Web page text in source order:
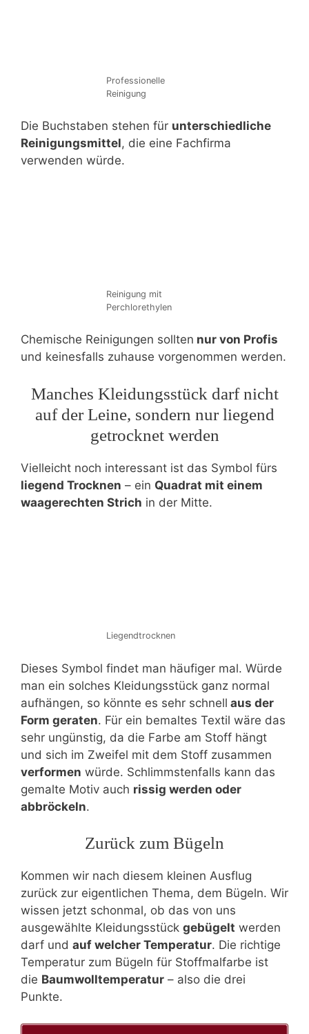
Professionelle
Reinigung
Die Buchstaben stehen für unterschiedliche
Reinigungsmittel, die eine Fachfirma
verwenden würde.
Reinigung mit
Perchlorethylen
Chemische Reinigungen sollten nur von Profis
und keinesfalls zuhause vorgenommen werden.
Manches Kleidungsstück darf nicht
auf der Leine, sondern nur liegend
getrocknet werden
Vielleicht noch interessant ist das Symbol fürs
liegend Trocknen – ein Quadrat mit einem
waagerechten Strich in der Mitte.
Liegendtrocknen
Dieses Symbol findet man häufiger mal. Würde
man ein solches Kleidungsstück ganz normal
aufhängen, so könnte es sehr schnell aus der
Form geraten. Für ein bemaltes Textil wäre das
sehr ungünstig, da die Farbe am Stoff hängt
und sich im Zweifel mit dem Stoff zusammen
verformen würde. Schlimmstenfalls kann das
gemalte Motiv auch rissig werden oder
abbröckeln.
Zurück zum Bügeln
Kommen wir nach diesem kleinen Ausflug
zurück zur eigentlichen Thema, dem Bügeln. Wir
wissen jetzt schonmal, ob das von uns
ausgewählte Kleidungsstück gebügelt werden
darf und auf welcher Temperatur. Die richtige
Temperatur zum Bügeln für Stoffmalfarbe ist
die Baumwolltemperatur – also die drei
Punkte.